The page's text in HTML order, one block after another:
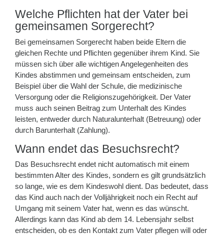
Welche Pflichten hat der Vater bei
gemeinsamen Sorgerecht?
Bei gemeinsamen Sorgerecht haben beide Eltern die
gleichen Rechte und Pflichten gegenüber ihrem Kind. Sie
müssen sich über alle wichtigen Angelegenheiten des
Kindes abstimmen und gemeinsam entscheiden, zum
Beispiel über die Wahl der Schule, die medizinische
Versorgung oder die Religionszugehörigkeit. Der Vater
muss auch seinen Beitrag zum Unterhalt des Kindes
leisten, entweder durch Naturalunterhalt (Betreuung) oder
durch Barunterhalt (Zahlung).
Wann endet das Besuchsrecht?
Das Besuchsrecht endet nicht automatisch mit einem
bestimmten Alter des Kindes, sondern es gilt grundsätzlich
so lange, wie es dem Kindeswohl dient. Das bedeutet, dass
das Kind auch nach der Volljährigkeit noch ein Recht auf
Umgang mit seinem Vater hat, wenn es das wünscht.
Allerdings kann das Kind ab dem 14. Lebensjahr selbst
entscheiden, ob es den Kontakt zum Vater pflegen will oder